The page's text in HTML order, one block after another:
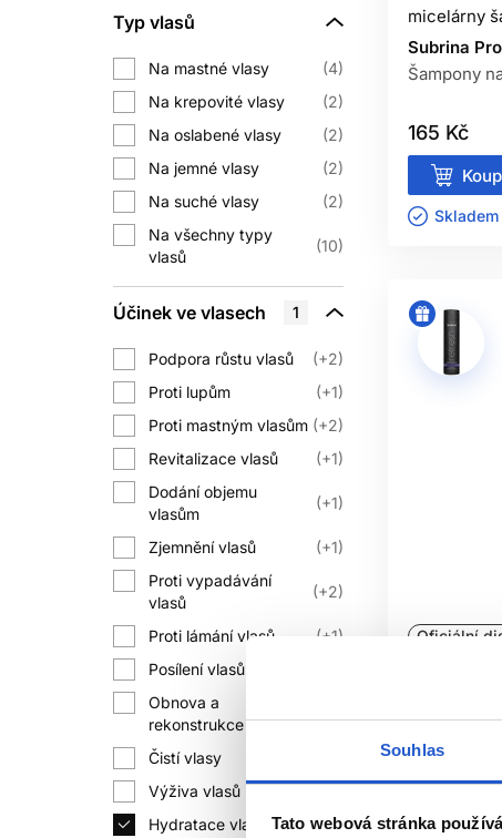
Souhlas
Tato webová stránka
Typ vlasů
Na mastné vlasy
4
Na krepovité vlasy
2
Na oslabené vlasy
2
Na jemné vlasy
2
Na suché vlasy
2
Na všechny typy
vlasů
10
Účinek ve vlasech 1
Podpora růstu vlasů
+2
Proti lupům
+1
Proti mastným vlasům +2
Revitalizace vlasů
+1
Dodání objemu
vlasům
+1
Zjemnění vlasů
+1
Proti vypadávání
vlasů
+2
Proti lámání vlasů
+1
Posílení vlasů
Obnova a
rekonstrukce vlasů
Čistí vlasy
Výživa vlasů
+3
Hydratace vlasů
micelárny
Subrina
Šampony
165 Kč
Skladem ㅤ
Oficiální
Subrina